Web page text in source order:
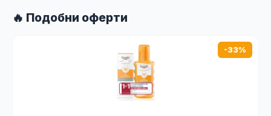
🔥 Подобни оферти
-33%